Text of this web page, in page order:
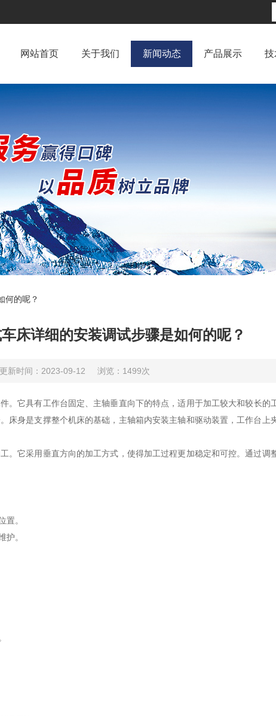
网站首页 关于我们 新闻动态 产品展示 技
何的呢？
床详细的安装调试步骤是如何的呢？
更新时间：2023-09-12 浏览：1499次
。它具有工作台固定、主轴垂直向下的特点，适用于加工较大和较长的
床身是支撑整个机床的基础，主轴箱内安装主轴和驱动装置，工作台上
它采用垂直方向的加工方式，使得加工过程更加稳定和可控。通过调
。
。